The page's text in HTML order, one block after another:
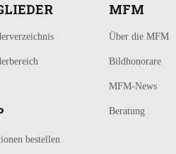
bestellen
MFM
Über die MFM
Bildhonorare
MFM-News
Beratung